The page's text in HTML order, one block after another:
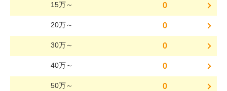
15万～
0
20万～ 0
30万～ 0
40万～ 0
50万～ 0